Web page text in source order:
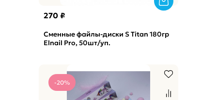
270 ₽
Сменные файлы-диски S Titan 180гр
Elnail Pro, 50шт/уп.
-20%